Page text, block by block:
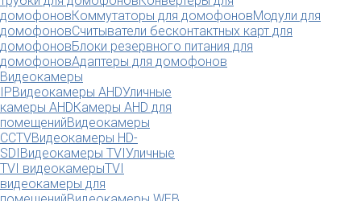
домофоновКоммутаторы для домофоновМодули для
домофоновСчитыватели бесконтактных карт для
домофоновБлоки резервного питания для
домофоновАдаптеры для домофонов
Видеокамеры
IPВидеокамеры AHDУличные
камеры AHDКамеры AHD для
помещенийВидеокамеры
CCTVВидеокамеры HD-
SDIВидеокамеры TVIУличные
TVI видеокамерыTVI
видеокамеры для